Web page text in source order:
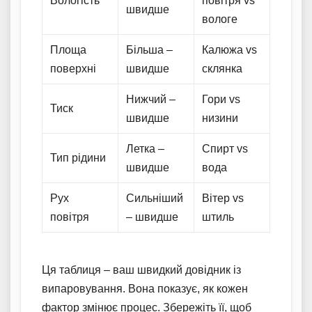
швидше
вологе
Площа
поверхні
Більша –
швидше
Калюжа vs
склянка
Тиск
Нижчий –
швидше
Гори vs
низини
Тип рідини
Летка –
швидше
Спирт vs
вода
Рух
повітря
Сильніший
– швидше
Вітер vs
штиль
Ця таблиця – ваш швидкий довідник із
випаровування. Вона показує, як кожен
фактор змінює процес. Збережіть її, щоб